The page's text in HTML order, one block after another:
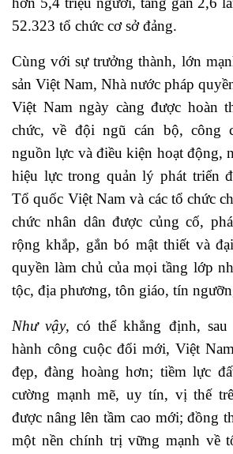
52.323 tổ chức cơ sở đảng.
Cùng với sự trưởng thành, lớn
sản Việt Nam, Nhà nước pháp
Việt Nam ngày càng được hoàn
chức, về đội ngũ cán bộ, công
nguồn lực và điều kiện hoạt động,
hiệu lực trong quản lý phát triển
Tổ quốc Việt Nam và các tổ chức
chức nhân dân được củng cố,
rộng khắp, gắn bó mật thiết và
quyền làm chủ của mọi tầng lớp
tộc, địa phương, tôn giáo, tín
Như vậy, có thể khẳng định,
hành công cuộc đổi mới, Việt
đẹp, đàng hoàng hơn; tiềm lực
cường mạnh mẽ, uy tín, vị thế
được nâng lên tầm cao mới; đồng
một nền chính trị vững mạnh về